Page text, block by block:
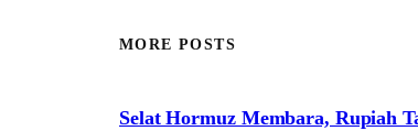
MORE POSTS
Selat Hormuz Membara, Rupiah